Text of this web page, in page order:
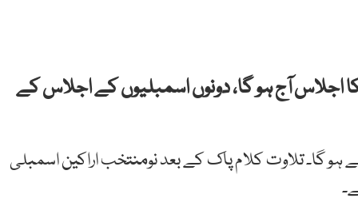
کا اجلاس آج ہو گا، دونوں اسمبلیوں کے اجلاس کے
اسمبلی کے اجلاس کا آغاز آج صبح 11 بجے ہو گا۔ تلاوت کلام پاک کے بعد نومنتخب اراکین اسمبلی